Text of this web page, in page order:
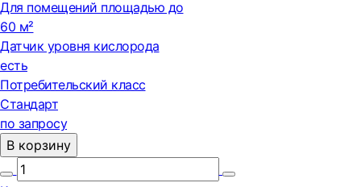
Для помещений площадью до
60 м²
Датчик уровня кислорода
есть
Потребительский класс
Стандарт
по запросу
В корзину